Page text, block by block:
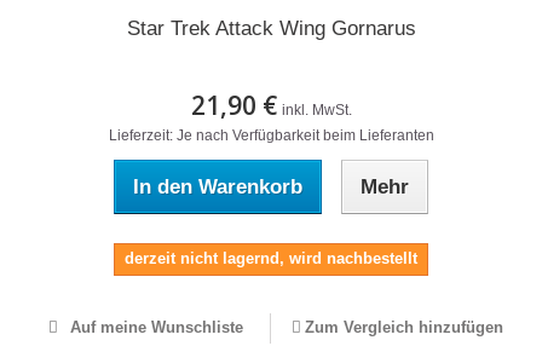
Star Trek Attack Wing Gornarus
21,90 € inkl. MwSt.
Lieferzeit: Je nach Verfügbarkeit beim Lieferanten
In den Warenkorb Mehr
derzeit nicht lagernd, wird nachbestellt
Auf meine Wunschliste Zum Vergleich hinzufügen